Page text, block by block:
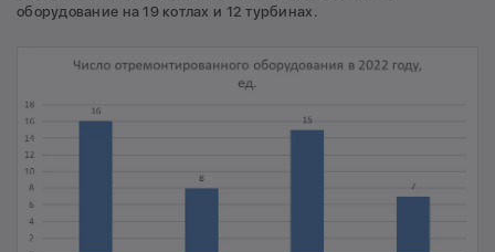
оборудование на 19 котлах и 12 турбинах.